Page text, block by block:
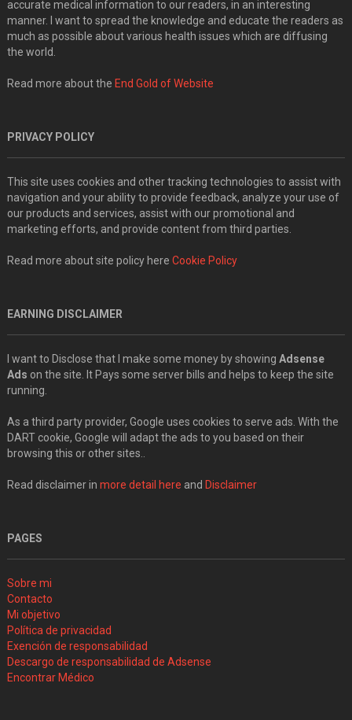
accurate medical information to our readers, in an interesting
manner. I want to spread the knowledge and educate the readers as
much as possible about various health issues which are diffusing
the world.
Read more about the End Gold of Website
PRIVACY POLICY
This site uses cookies and other tracking technologies to assist with
navigation and your ability to provide feedback, analyze your use of
our products and services, assist with our promotional and
marketing efforts, and provide content from third parties.
Read more about site policy here Cookie Policy
EARNING DISCLAIMER
I want to Disclose that I make some money by showing Adsense
Ads on the site. It Pays some server bills and helps to keep the site
running.
As a third party provider, Google uses cookies to serve ads. With the
DART cookie, Google will adapt the ads to you based on their
browsing this or other sites..
Read disclaimer in more detail here and Disclaimer
PAGES
Sobre mi
Contacto
Mi objetivo
Política de privacidad
Exención de responsabilidad
Descargo de responsabilidad de Adsense
Encontrar Médico